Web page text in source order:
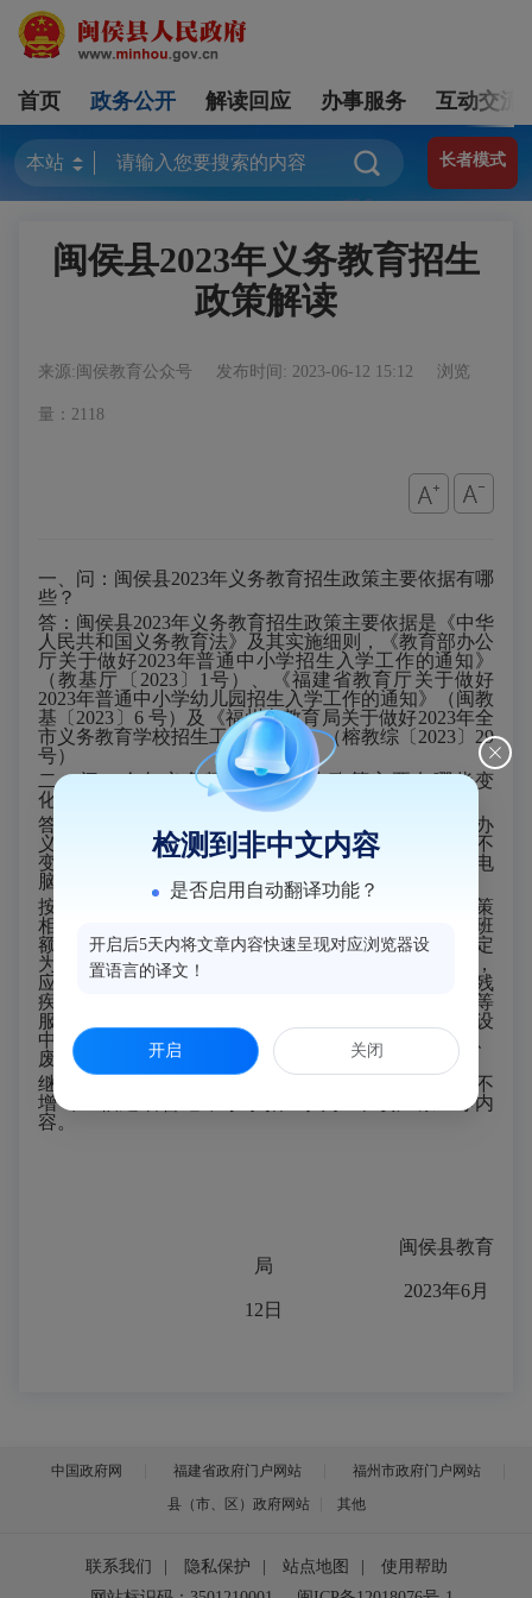
首页 政务公开 解读回应 办事服务 互动交流
长者模式
闽侯县2023年义务教育招生
政策解读
来源:闽侯教育公众号 发布时间: 2023-06-12 15:12 浏览
量：2118
一、问：闽侯县2023年义务教育招生政策主要依据有哪
些？
答：闽侯县2023年义务教育招生政策主要依据是《中华
人民共和国义务教育法》及其实施细则，《教育部办公
厅关于做好2023年普通中小学招生入学工作的通知》
（教基厅〔2023〕1号）、《福建省教育厅关于做好
2023年普通中小学幼儿园招生入学工作的通知》（闽教
基〔2023〕6 号）及《福州市教育局关于做好2023年全
市义务教育学校招生工作的通知》（榕教综〔2023〕29
号）
二、问：今年义务教育学校招生政策主要有哪些变
化？
答：
2023年我县义务教育招生政策总体保持稳定，公办
义务教育阶段学校按“就近入学、对口升学”原则招生不
变，民办义务教育学校报名数超计划数的，继续完善电
脑随机派位录取办法。
按照市教育局文件精神完善我县义务教育学校招生政策
相关内容，主要增加
“按照省定班额标准对起始年级班
额严格把关，防止产生新的大班额和大校额”、“对认定
为不适宜接受普通教育且能到校学习的残疾儿童少年，
应安排到特殊教育学校就读；对确实不能到校就读的残
疾儿童少年，由教育行政部门指定学校提供送教上门等
服务”、“要主动会同相关部门排查并整治对规划或建设
中的教育设施作就读承诺等误导宣传的房地产广告”、
废除“去库存”入学政策。
继续落实
“民办义务教育规模占比较去年只减不
增”、“福建省普通中小学招生入学‘十项严禁’”等内
容。
闽侯县教育
局
2023年6月
12日
中国政府网 福建省政府门户网站
福州市政府门户网站
县（市、区）政府网站
其他
联系我们 隐私保护 站点地图
使用帮助
检测到非中文内容
是否启用自动翻译功能？
开启后5天内将文章内容快速呈现对应浏览器设
置语言的译文！
开启 关闭